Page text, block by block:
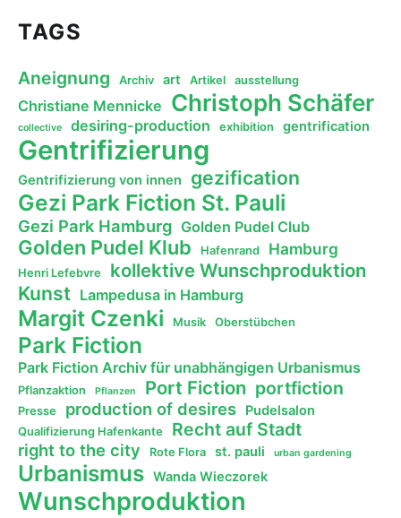
TAGS
Aneignung Archiv art Artikel ausstellung
Christiane Mennicke Christoph Schäfer
collective desiring-production exhibition gentrification
Gentrifizierung
Gentrifizierung von innen gezification
Gezi Park Fiction St. Pauli
Gezi Park Hamburg Golden Pudel Club
Golden Pudel Klub Hafenrand Hamburg
Henri Lefebvre kollektive Wunschproduktion
Kunst Lampedusa in Hamburg
Margit Czenki Musik Oberstübchen
Park Fiction
Park Fiction Archiv für unabhängigen Urbanismus
Pflanzaktion Pflanzen Port Fiction portfiction
Presse production of desires Pudelsalon
Qualifizierung Hafenkante Recht auf Stadt
right to the city Rote Flora st. pauli urban gardening
Urbanismus Wanda Wieczorek
Wunschproduktion